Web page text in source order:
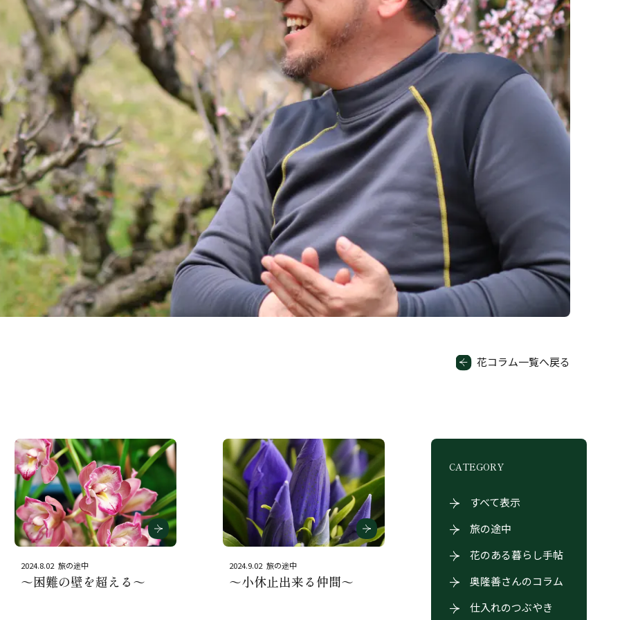
花コラム一覧へ戻る
2024.8.02 旅の途中
～困難の壁を超える～
2024.9.02 旅の途中
～小休止出来る仲間～
CATEGORY
すべて表示
旅の途中
花のある暮らし手帖
奥隆善さんのコラム
仕入れのつぶやき